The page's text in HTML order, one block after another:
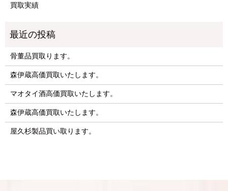
買取実績
骨董品買取ります。
森伊蔵高価買取いたします。
マオタイ酒高価買取いたします。
森伊蔵高価買取いたします。
屋久杉製品買い取ります。